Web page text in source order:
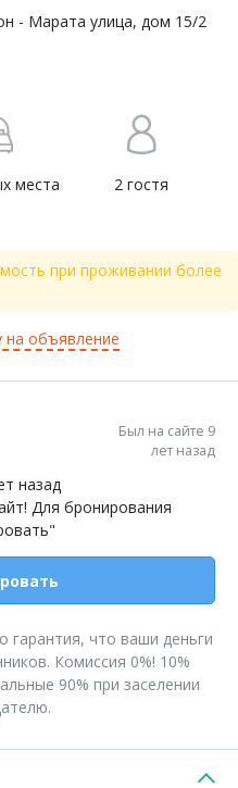
- Марата улица, дом 15/2
места 2 гостя
при проживании более
объявление
Был на сайте 9
лет назад
назад
Для бронирования
гарантия, что ваши деньги
Комиссия 0%! 10%
90% при заселении